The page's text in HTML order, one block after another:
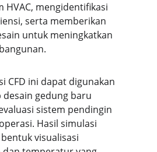
HVAC, mengidentifikasi
serta memberikan
untuk meningkatkan
CFD ini dapat digunakan
desain gedung baru
sistem pendingin
Hasil simulasi
visualisasi